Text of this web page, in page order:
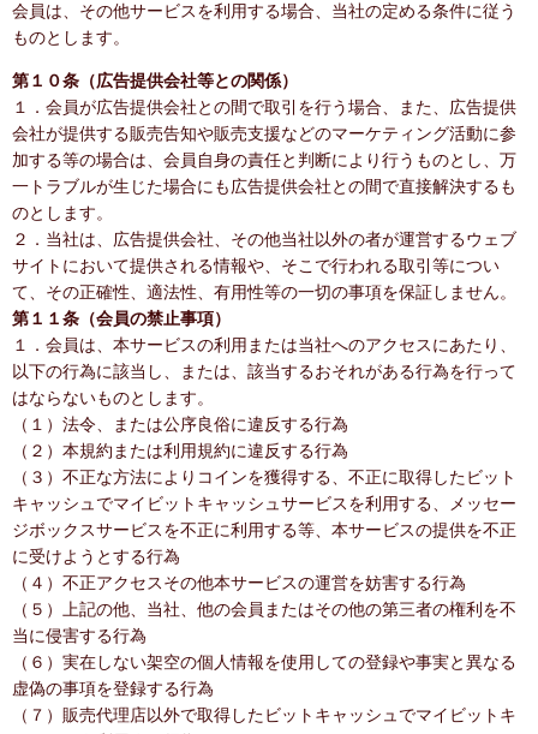
会員は、その他サービスを利用する場合、当社の定める条件に従う
ものとします。
第１０条（広告提供会社等との関係）
１．会員が広告提供会社との間で取引を行う場合、また、広告提供
会社が提供する販売告知や販売支援などのマーケティング活動に参
加する等の場合は、会員自身の責任と判断により行うものとし、万
一トラブルが生じた場合にも広告提供会社との間で直接解決するも
のとします。
２．当社は、広告提供会社、その他当社以外の者が運営するウェブ
サイトにおいて提供される情報や、そこで行われる取引等につい
て、その正確性、適法性、有用性等の一切の事項を保証しません。
第１１条（会員の禁止事項）
１．会員は、本サービスの利用または当社へのアクセスにあたり、
以下の行為に該当し、または、該当するおそれがある行為を行って
はならないものとします。
（１）法令、または公序良俗に違反する行為
（２）本規約または利用規約に違反する行為
（３）不正な方法によりコインを獲得する、不正に取得したビット
キャッシュでマイビットキャッシュサービスを利用する、メッセー
ジボックスサービスを不正に利用する等、本サービスの提供を不正
に受けようとする行為
（４）不正アクセスその他本サービスの運営を妨害する行為
（５）上記の他、当社、他の会員またはその他の第三者の権利を不
当に侵害する行為
（６）実在しない架空の個人情報を使用しての登録や事実と異なる
虚偽の事項を登録する行為
（７）販売代理店以外で取得したビットキャッシュでマイビットキ